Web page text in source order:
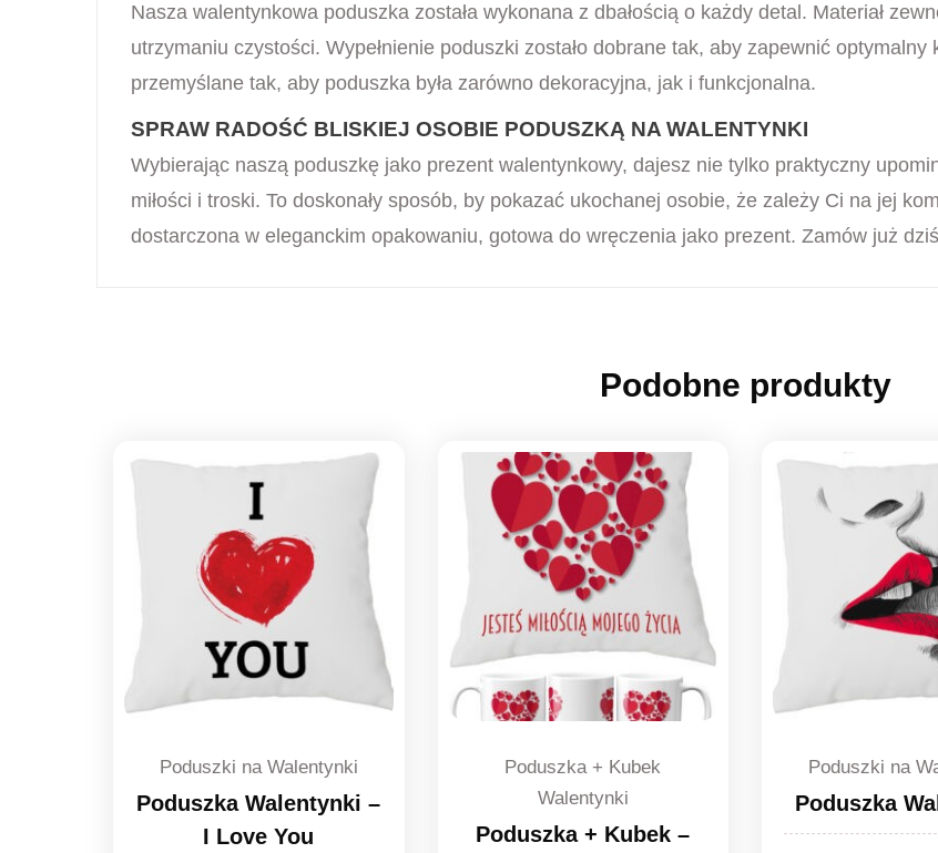
Nasza walentynkowa poduszka została wykonana z dbałością o każdy detal. Materiał
utrzymaniu czystości. Wypełnienie poduszki zostało dobrane tak, aby zapewnić
przemyślane tak, aby poduszka była zarówno dekoracyjna, jak i funkcjonalna.
SPRAW RADOŚĆ BLISKIEJ OSOBIE PODUSZKĄ NA WALENTYNKI
Wybierając naszą poduszkę jako prezent walentynkowy, dajesz nie tylko praktyczny
miłości i troski. To doskonały sposób, by pokazać ukochanej osobie, że zależy Ci na jej
dostarczona w eleganckim opakowaniu, gotowa do wręczenia jako prezent. Zamów już
Podobne produkty
Poduszki na Walentynki
Poduszka Walentynki –
I Love You
Poduszka + Kubek
Walentynki
Poduszka + Kubek –
Poduszki na
Poduszka